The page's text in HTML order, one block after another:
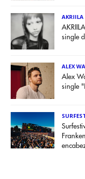
AKRIILA
single
ALEX
Alex
single